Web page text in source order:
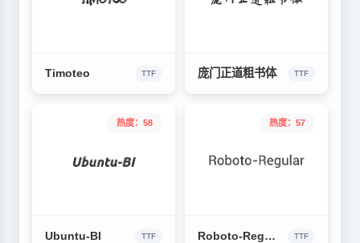
Timoteo TTF 庞门正道粗书体 TTF
热度：58
Ubuntu-BI TTF
热度：57
Roboto-Regular TTF